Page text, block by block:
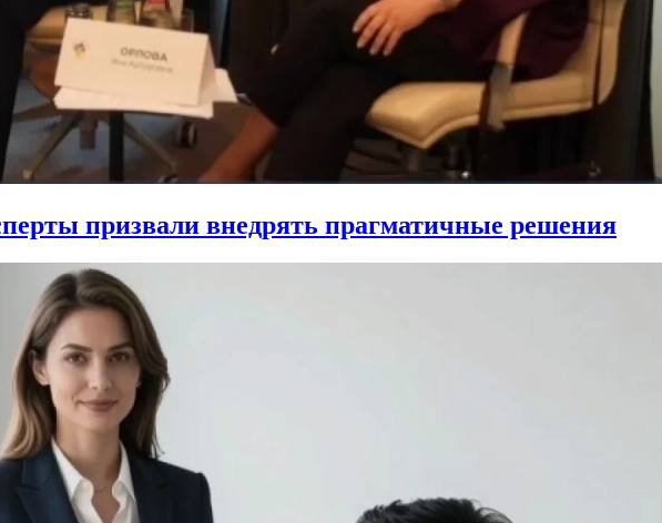
призвали внедрять прагматичные решения